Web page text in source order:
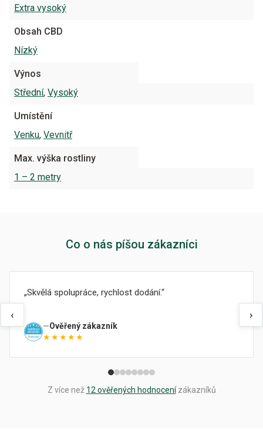
Extra vysoký
Obsah CBD
Nízký
Výnos
Střední, Vysoký
Umístění
Venku, Vevnitř
Max. výška rostliny
1 – 2 metry
Co o nás píšou zákazníci
‹
Skvělá spolupráce, rychlost dodání.
Ověřený zákazník
★★★★★
›
Z více než 12 ověřených hodnocenízákazníků